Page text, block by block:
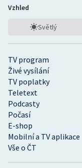
TV program
Živé vysílání
TV poplatky
Teletext
Podcasty
Počasí
E-shop
Mobilní a TV aplikace
Vše o ČT
Vzhled
Světlý